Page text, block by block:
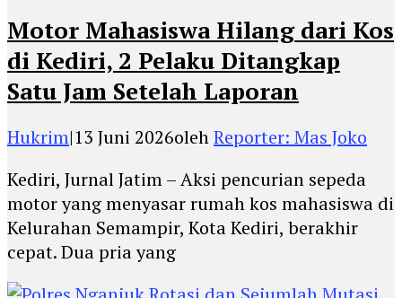
Motor Mahasiswa Hilang dari Kos
di Kediri, 2 Pelaku Ditangkap
Satu Jam Setelah Laporan
Hukrim|13 Juni 2026olehReporter: Mas Joko
Kediri, Jurnal Jatim – Aksi pencurian sepeda
motor yang menyasar rumah kos mahasiswa di
Kelurahan Semampir, Kota Kediri, berakhir
cepat. Dua pria yang